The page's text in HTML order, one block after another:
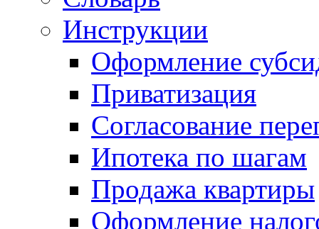
Инструкции
Оформление
Приватизация
Согласование
Ипотека по шагам
Продажа квартиры
Оформление